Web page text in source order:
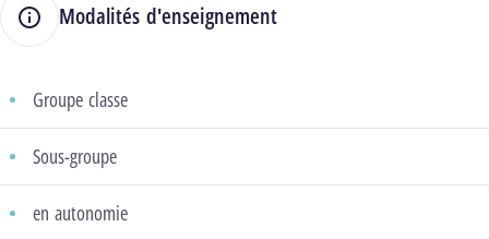
Modalités d'enseignement
Groupe classe
Sous-groupe
en autonomie